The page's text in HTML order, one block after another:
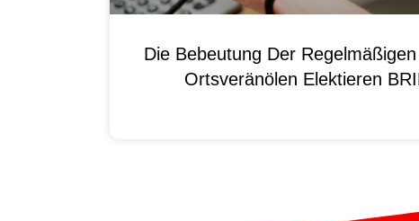
Die Bebeutung Der
Ortsveränölen Elektieren